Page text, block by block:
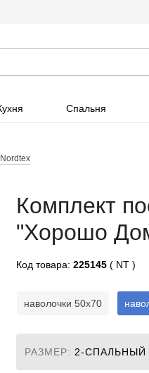
Спальня
Nordtex
Комплект
"Хорошо
Код товара: 225145 ( NT )
наволочки 50x70
РАЗМЕР: 2-СПАЛЬНЫЙ